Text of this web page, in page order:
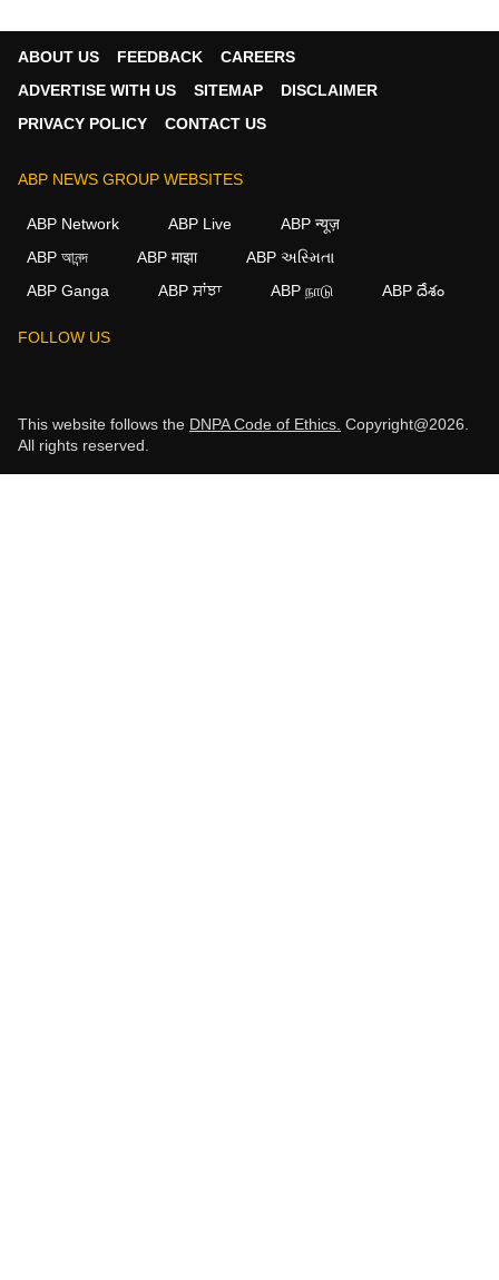
ABOUT US FEEDBACK
CAREERS
ADVERTISE WITH US
SITEMAP
DISCLAIMER
PRIVACY POLICY
CONTACT US
ABP NEWS GROUP WEBSITES
ABP Network ABP Live
ABP न्यूज़
ABP আনন্দ
ABP माझा
ABP અસ્મિતા
ABP Ganga
ABP ਸਾਂਝਾ ABP நாடு ABP దేశం
FOLLOW US
This website follows the DNPA Code of Ethics. Copyright@2026.
All rights reserved.